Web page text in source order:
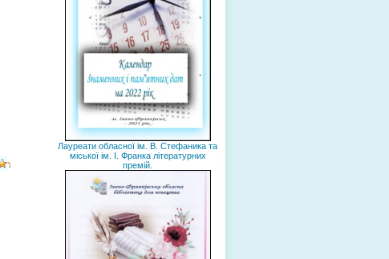
Лауреати обласної ім. В. Стефаника та
міської ім. І. Франка літературних
премій.